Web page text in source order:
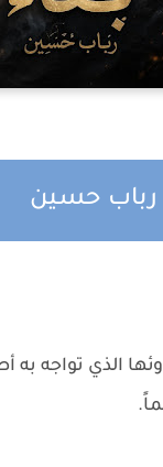
رباب حسين
الذي تواجه به